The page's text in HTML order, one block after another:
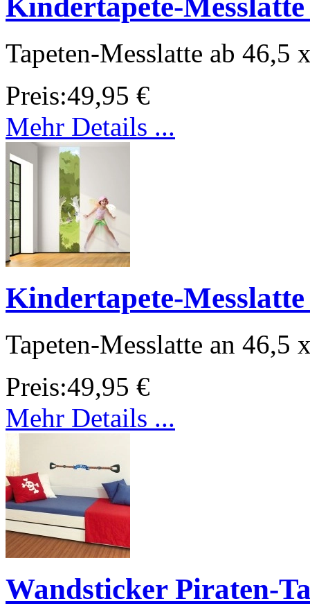
Kindertapete-
Tapeten-Messlatte ab 46,5
Preis:49,95 €
Mehr Details ...
Kindertapete-
Tapeten-Messlatte an 46,5
Preis:49,95 €
Mehr Details ...
Wandsticker Piraten-